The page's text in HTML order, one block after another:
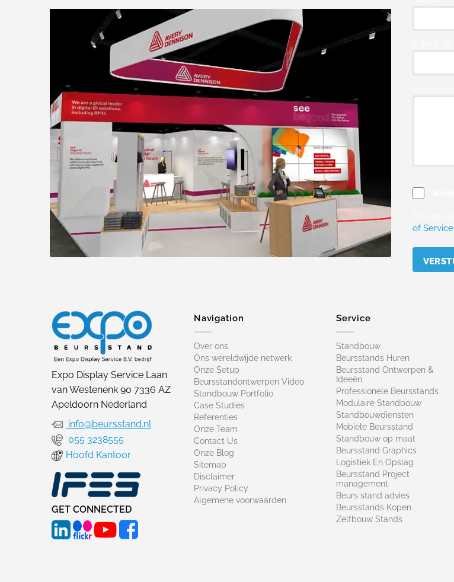
of Service
leave
this
field
Expo Display Service Laan
van Westenenk 90 7336 AZ
Apeldoorn Nederland
info@beursstand.nl
055 3238555
Hoofd Kantoor
GET CONNECTED
Navigation
Over ons
Ons wereldwijde netwerk
Onze Setup
Beursstandontwerpen Video
Standbouw Portfolio
Case Studies
Referenties
Onze Team
Contact Us
Onze Blog
Sitemap
Disclaimer
Privacy Policy
Algemene voorwaarden
Service
Standbouw
Beursstands Huren
Beursstand Ontwerpen &
Ideeën
Professionele Beursstands
Modulaire Standbouw
Standbouwdiensten
Mobiele Beursstand
Standbouw op maat​
Beursstand Graphics
Logistiek En Opslag
Beursstand Project
management
Beurs stand advies
Beursstands Kopen
Zelfbouw Stands